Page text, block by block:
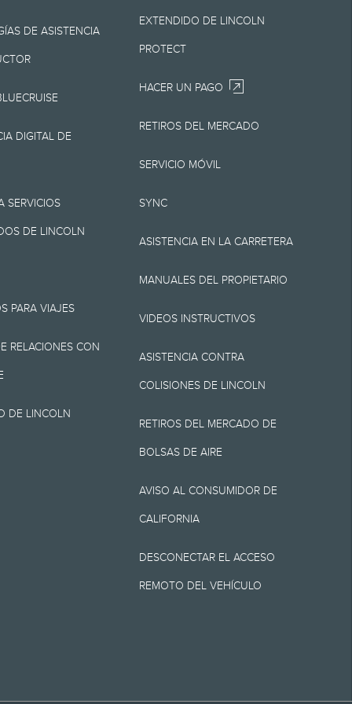
Lincoln es la mejor
destino/entrega
cargos por
de
No incluye
cargos de
No todos los
para el
el ahorro de
El millaje real
el ahorro de
DE ASISTENCIA
DIGITAL DE
SERVICIOS
DE LINCOLN
PARA VIAJES
RELACIONES CON
DE LINCOLN
EXTENDIDO DE LINCOLN
PROTECT
HACER UN PAGO
RETIROS DEL MERCADO
SERVICIO MÓVIL
SYNC
ASISTENCIA EN LA CARRETERA
MANUALES DEL PROPIETARIO
VIDEOS INSTRUCTIVOS
ASISTENCIA CONTRA
COLISIONES DE LINCOLN
RETIROS DEL MERCADO DE
BOLSAS DE AIRE
AVISO AL CONSUMIDOR DE
CALIFORNIA
DESCONECTAR EL ACCESO
REMOTO DEL VEHÍCULO